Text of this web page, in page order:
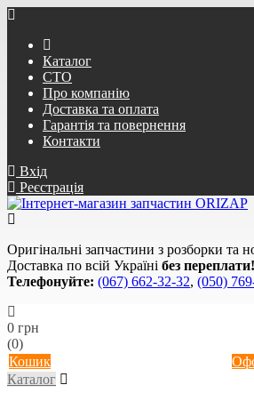
Каталог
СТО
Про компанію
Доставка та оплата
Гарантія та повернення
Контакти
Вхід
Реєстрація
Оригінальні запчастини з розборки та
Доставка по всій Україні без переплати!
Телефонуйте: (067) 662-32-32, (050)
0 грн
(0)
Кошик
Каталог